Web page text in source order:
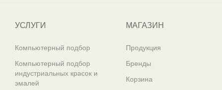
УСЛУГИ
Компьютерный подбор
Компьютерный подбор
индустриальных красок и
эмалей
МАГАЗИН
Продукция
Бренды
Корзина